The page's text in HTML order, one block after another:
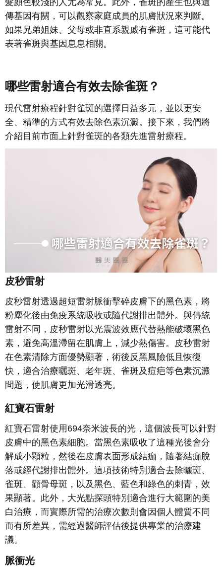
傳基因有關，可以觀察家庭成員的肌膚狀況來判斷。
如果兄弟姐妹、父母或非直系親戚有雀斑，這可能代
表著雀斑與基因息息相關。
哪些雷射適合有效去除雀斑？
現代雷射療程針對雀斑的選擇日益多元，並以更安
全、精準的方式有效去除色素沉澱。接下來，我們將
介紹目前市面上針對雀斑的各類先進雷射療程。
皮秒雷射
皮秒雷射透過超短雷射脈衝擊碎皮膚下的黑色素，將
粉塵化後由免疫系統吸收或隨代謝排出體外。與傳統
雷射不同，皮秒雷射以光震波效應代替熱能破壞黑色
素，避免高溫滯留在肌膚上，減少熱傷害。皮秒雷射
在色素清除方面優勢顯著，術後反黑風險低且恢復
快，適合治療曬斑、老年斑、雀斑及痘疤等色素沉澱
問題，使肌膚更加光滑透亮。
紅寶石雷射
紅寶石雷射使用 694奈米波長的光，這個波長可以針對
皮膚中的黑色素細胞。當黑色素吸收了這種光後會分
解成小顆粒，然後在皮膚表面形成結痂，隨著結痂脫
落或經代謝排出體外。這項技術特別適合去除曬斑、
雀斑、顴骨母斑，以及黑色、藍色和綠色的刺青，效
果顯著。此外，大光點探頭特別適合進行大範圍的美
白治療，而實際所需的治療次數則會因個人體質不同
而有所差異，需經過醫師評估後提供專業的治療建
議。
脈衝光